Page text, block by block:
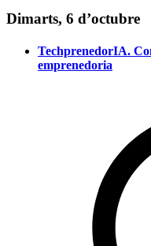
Dimarts, 6 d’octubre
TechprenedorIA.
emprenedoria